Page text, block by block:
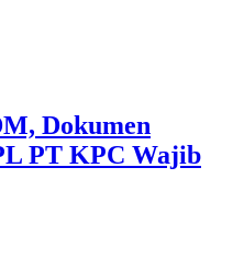
Dokumen
PT KPC Wajib